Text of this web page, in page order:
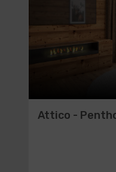
Attico -